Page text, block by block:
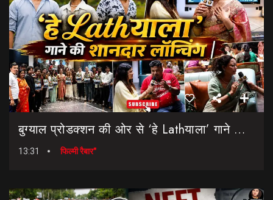
बुग्याल प्रोडक्शन की ओर से ‘हे Lathयाला’ गाने की शानदार लॉन्चिंग || Hey Lathyala || Garhwali Song
13:31 फिल्मी रैबार"